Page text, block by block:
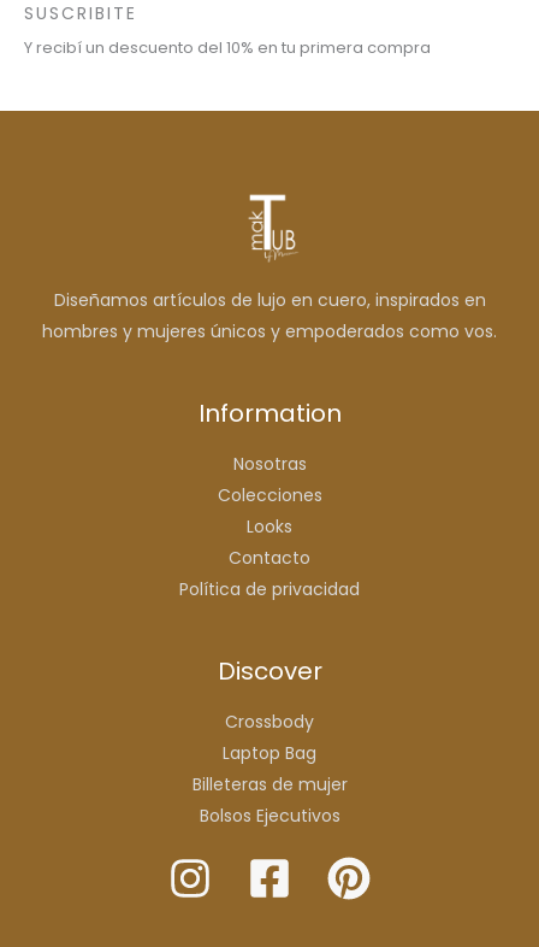
SUSCRIBITE
Y recibí un descuento del 10% en tu primera compra
Diseñamos artículos de lujo en cuero, inspirados en
hombres y mujeres únicos y empoderados como vos.
Information
Nosotras
Colecciones
Looks
Contacto
Política de privacidad
Discover
Crossbody
Laptop Bag
Billeteras de mujer
Bolsos Ejecutivos